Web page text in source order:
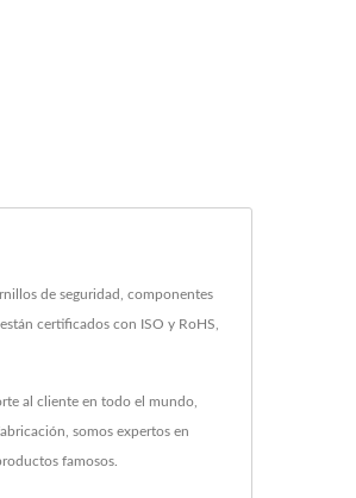
de seguridad, componentes
certificados con ISO y RoHS,
al cliente en todo el mundo,
somos expertos en
famosos.